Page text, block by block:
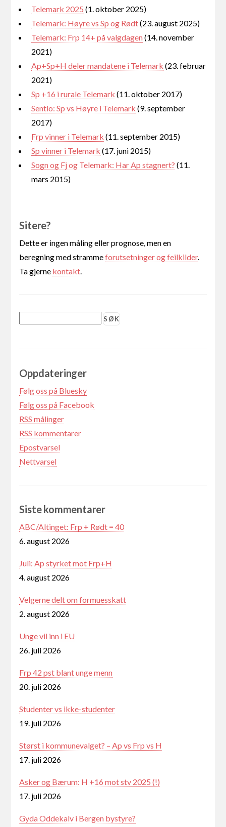
Telemark 2025 (1. oktober 2025)
Telemark: Høyre vs Sp og Rødt(23. august 2025)
Telemark: Frp 14+ på valgdagen(14. november
2021)
Ap+Sp+H deler mandatene i Telemark (23. februar
2021)
Sp +16 i rurale Telemark (11. oktober 2017)
Sentio: Sp vs Høyre i Telemark (9. september
2017)
Frp vinner i Telemark (11. september 2015)
Sp vinner i Telemark (17. juni 2015)
Sogn og Fj og Telemark: Har Ap stagnert? (11.
mars 2015)
Sitere?
Dette er ingen måling eller prognose, men en
beregning med strammeforutsetninger og feilkilder.
Ta gjerne kontakt.
Oppdateringer
Følg oss på Bluesky
Følg oss på Facebook
RSS målinger
RSS kommentarer
Epostvarsel
Nettvarsel
Siste kommentarer
ABC/Altinget: Frp + Rødt = 40
6. august 2026
Juli: Ap styrket mot Frp+H
4. august 2026
Velgerne delt om formuesskatt
2. august 2026
Unge vil inn i EU
26. juli 2026
Frp 42 pst blant unge menn
20. juli 2026
Studenter vs ikke-studenter
19. juli 2026
Størst i kommunevalget? – Ap vs Frp vs H
17. juli 2026
Asker og Bærum: H +16 mot stv 2025 (!)
17. juli 2026
Gyda Oddekalv i Bergen bystyre?